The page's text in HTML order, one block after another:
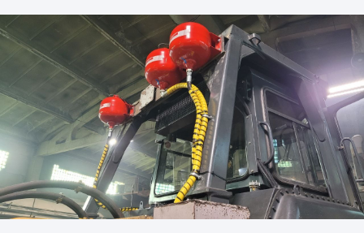
Остались вопросы?
Заполните форму и наш
специалист
свяжется с вами.
Задать вопрос